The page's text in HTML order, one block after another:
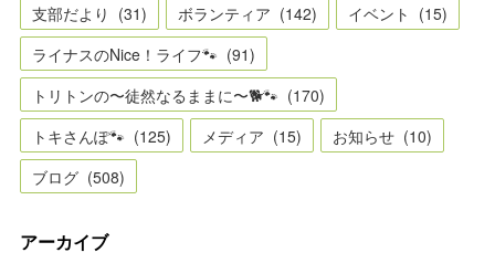
支部だより (31) ボランティア (142) イベント (15)
ライナスのNice！ライフ🐾 (91)
トリトンの〜徒然なるままに〜🐕🐾 (170)
トキさんぽ🐾 (125) メディア (15) お知らせ (10)
ブログ (508)
アーカイブ